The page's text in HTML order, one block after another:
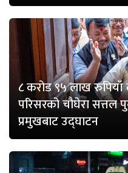
८ करोड ९५ लाख रुपियाँ
परिसरको चौघेरा सत्तल
प्रमुखबाट उद्घाटन